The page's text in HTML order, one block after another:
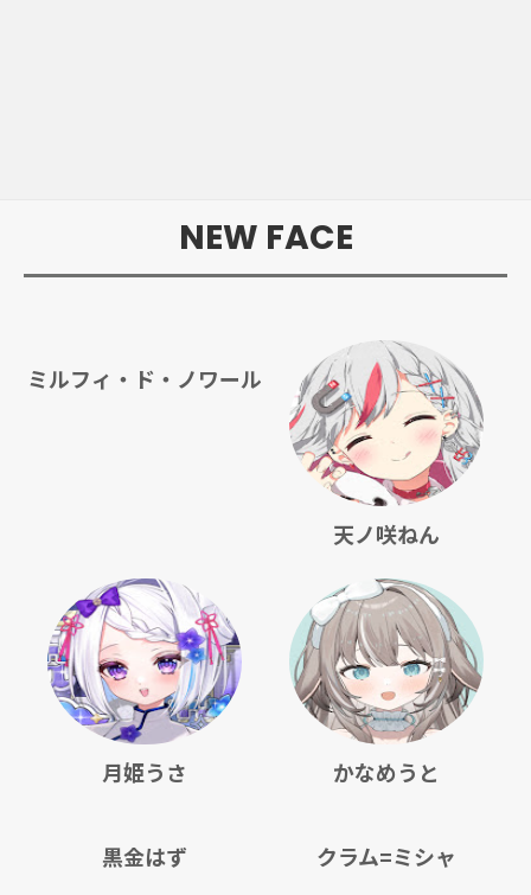
NEW FACE
ミルフィ・ド・ノワール
天ノ咲ねん
月姫うさ かなめうと
黒金はず クラム=ミシャ